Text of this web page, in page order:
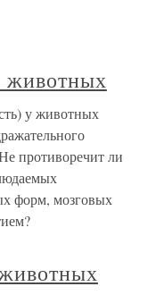
животных
у животных
противоречит ли
форм, мозговых